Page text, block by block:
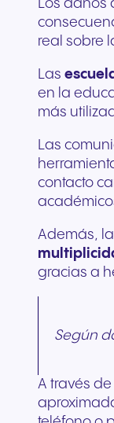
Los daños
real sobre
Las
en la
más
Las
contacto
Además,
gracias a
Según
A través